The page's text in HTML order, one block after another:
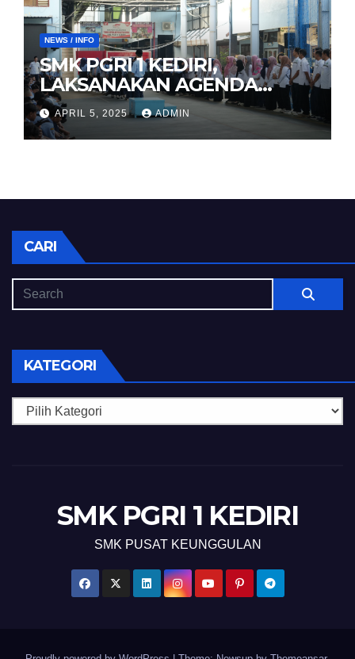
NEWS / INFO
SMK PGRI 1 KEDIRI,
LAKSANAKAN AGENDA
HALAL BIHALAL
APRIL 5, 2025 ADMIN
CARI
KATEGORI
Kategori
SMK PGRI 1 KEDIRI
SMK PUSAT KEUNGGULAN